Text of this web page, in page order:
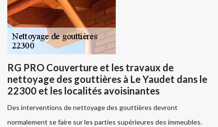
RG PRO Couverture et les travaux de
nettoyage des gouttières à Le Yaudet dans le
22300 et les localités avoisinantes
Des interventions de nettoyage des gouttières devront
normalement se faire sur les parties supérieures des immeubles.